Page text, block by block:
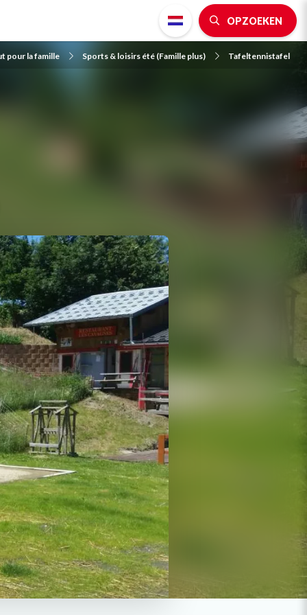
OPZOEKEN
pour la famille Sports & loisirs été (Famille plus) Tafeltennistafel